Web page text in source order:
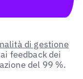
di gestione
feedback dei
del 99 %.